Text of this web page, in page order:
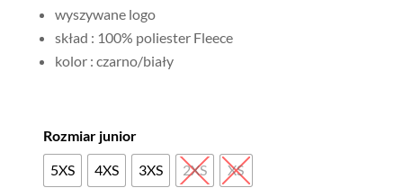
wyszywane logo
skład : 100% poliester Fleece
kolor : czarno/biały
Rozmiar junior
5XS 4XS 3XS 2XS XS